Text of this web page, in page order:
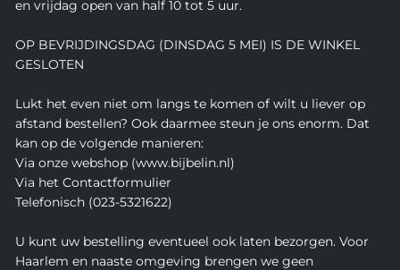
en vrijdag open van half 10 tot 5 uur.
OP BEVRIJDINGSDAG (DINSDAG 5 MEI) IS DE WINKEL
GESLOTEN
Lukt het even niet om langs te komen of wilt u liever op
afstand bestellen? Ook daarmee steun je ons enorm. Dat
kan op de volgende manieren:
Via onze webshop (www.bijbelin.nl)
Via het Contactformulier
Telefonisch (023-5321622)
U kunt uw bestelling eventueel ook laten bezorgen. Voor
Haarlem en naaste omgeving brengen we geen